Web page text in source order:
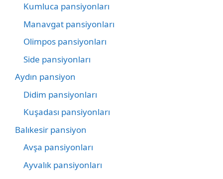
Kumluca pansiyonları
Manavgat pansiyonları
Olimpos pansiyonları
Side pansiyonları
Aydın pansiyon
Didim pansiyonları
Kuşadası pansiyonları
Balıkesir pansiyon
Avşa pansiyonları
Ayvalık pansiyonları